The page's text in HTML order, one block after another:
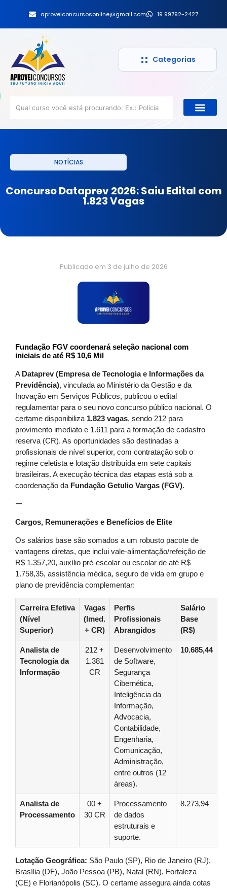
aproveiconcursosonline@gmail.com 19 99792-2427
Categorias
NOTÍCIAS
Concurso Dataprev 2026: Saiu Edital com
1.823 Vagas
Publicado em 3 de julho de 2026
Fundação FGV coordenará seleção nacional com
iniciais de até R$ 10,6 Mil
A Dataprev (Empresa de Tecnologia e Informações da
Previdência), vinculada ao Ministério da Gestão e da
Inovação em Serviços Públicos, publicou o edital
regulamentar para o seu novo concurso público nacional. O
certame disponibiliza 1.823 vagas, sendo 212 para
provimento imediato e 1.611 para a formação de cadastro
reserva (CR). As oportunidades são destinadas a
profissionais de nível superior, com contratação sob o
regime celetista e lotação distribuída em sete capitais
brasileiras. A execução técnica das etapas está sob a
coordenação da Fundação Getulio Vargas (FGV).
—
Cargos, Remunerações e Benefícios de Elite
Os salários base são somados a um robusto pacote de
vantagens diretas, que inclui vale-alimentação/refeição de
R$ 1.357,20, auxílio pré-escolar ou escolar de até R$
1.758,35, assistência médica, seguro de vida em grupo e
plano de previdência complementar:
Carreira Efetiva
(Nível
Superior)
Vagas
(Imed.
+ CR)
Perfis
Profissionais
Abrangidos
Salário
Base
(R$)
Analista de
Tecnologia da
Informação
212 +
1.381
CR
Desenvolvimento
de Software,
Segurança
Cibernética,
Inteligência da
Informação,
Advocacia,
Contabilidade,
Engenharia,
Comunicação,
Administração,
entre outros (12
áreas).
10.685,44
Analista de
Processamento
00 +
30 CR
Processamento
de dados
estruturais e
suporte.
8.273,94
Lotação Geográfica: São Paulo (SP), Rio de Janeiro (RJ),
Brasília (DF), João Pessoa (PB), Natal (RN), Fortaleza
(CE) e Florianópolis (SC). O certame assegura ainda cotas